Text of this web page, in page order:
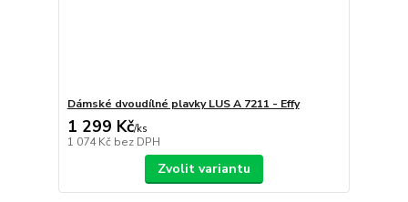
Dámské dvoudílné plavky LUS A 7211 - Effy
1 299 Kč/ks
1 074 Kč bez DPH
Zvolit variantu